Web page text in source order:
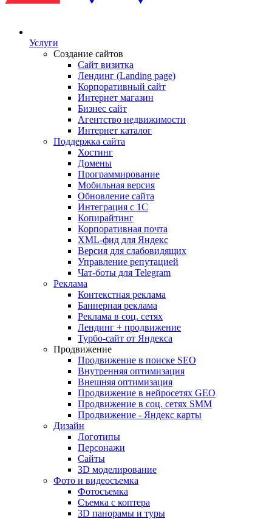
Услуги
Создание сайтов
Сайт визитка
Лендинг (Landing page)
Корпоративный сайт
Интернет магазин
Бизнес сайт
Агентство недвижимости
Интернет каталог
Поддержка сайта
Хостинг
Домены
Программирование
Мобильная версия
Обновление сайта
Интеграция с 1С
Копирайтинг
Корпоративная почта
XML-фид для Яндекс
Версия для слабовидящих
Управление репутацией
Чат-боты для Telegram
Реклама
Контекстная реклама
Баннерная реклама
Реклама в соц. сетях
Лендинг + продвижение
Турбо-сайт от Яндекса
Продвижение
Продвижение в поиске SEO
Внутренняя оптимизация
Внешняя оптимизация
Продвижение в нейросетях GEO
Продвижение в соц. сетях SMM
Продвижение - Яндекс карты
Дизайн
Логотипы
Персонажи
Сайты
3D моделирование
Фото и видеосъемка
Фотосъемка
Съемка с коптера
3D панорамы и туры